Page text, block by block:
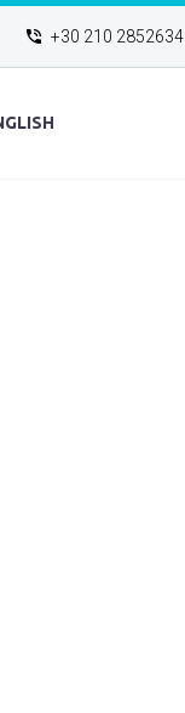
+30 210 2852634